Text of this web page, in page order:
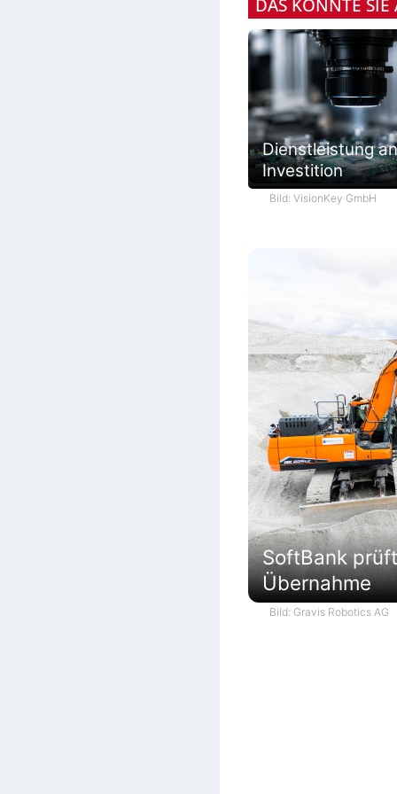
DAS KÖNNTE SIE
Dienstleistung
Investition
Bild: VisionKey GmbH
SoftBank
Übernahme
Bild: Gravis Robotics AG